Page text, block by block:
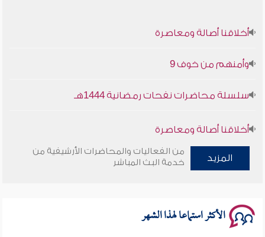
أخلاقنا أصالة ومعاصرة
وأمنهم من خوف 9
سلسلة محاضرات نفحات رمضانية 1444هـ
أخلاقنا أصالة ومعاصرة
وأمنهم من خوف 9
المزيد
من الفعاليات والمحاضرات الأرشيفية من
خدمة البث المباشر
الأكثر استماعا لهذا الشهر